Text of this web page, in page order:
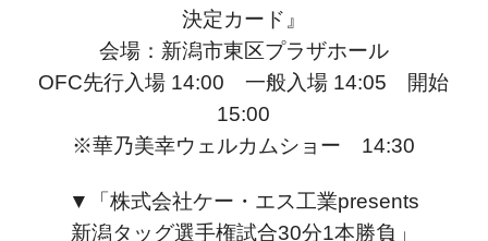
決定カード』
会場：新潟市東区プラザホール
OFC先行入場 14:00 一般入場 14:05 開始
15:00
※華乃美幸ウェルカムショー 14:30
▼「株式会社ケー・エス工業presents
新潟タッグ選手権試合30分1本勝負」